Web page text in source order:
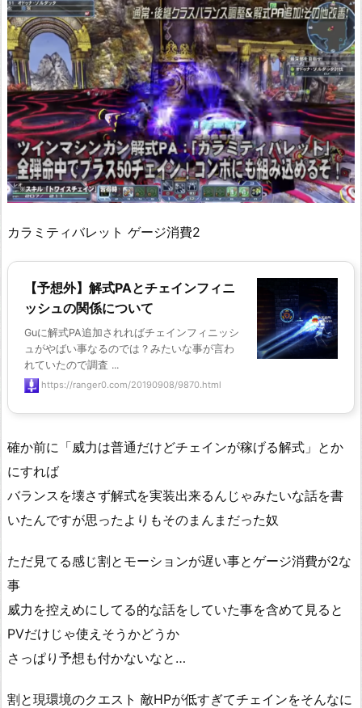
カラミティバレット ゲージ消費2
【予想外】解式PAとチェインフィニ
ッシュの関係について
Guに解式PA追加されればチェインフィニッシ
ュがやばい事なるのでは？みたいな事が言わ
れていたので調査 ...
https://ranger0.com/20190908/9870.html
確か前に「威力は普通だけどチェインが稼げる解式」とか
にすれば
バランスを壊さず解式を実装出来るんじゃみたいな話を書
いたんですが思ったよりもそのまんまだった奴
ただ見てる感じ割とモーションが遅い事とゲージ消費が2な
事
威力を控えめにしてる的な話をしていた事を含めて見ると
PVだけじゃ使えそうかどうか
さっぱり予想も付かないなと…
割と現環境のクエスト 敵HPが低すぎてチェインをそんなに